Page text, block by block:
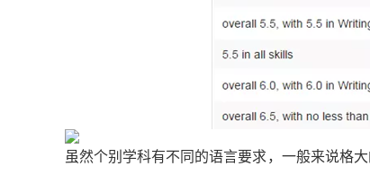
虽然个别学科有不同的语言要求，一般来说格